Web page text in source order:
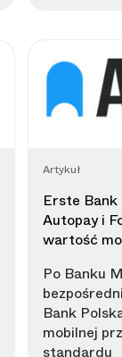
Artykuł
Erste
Autopay i
wartość
Po Banku
Bank
mobilnej
standardu